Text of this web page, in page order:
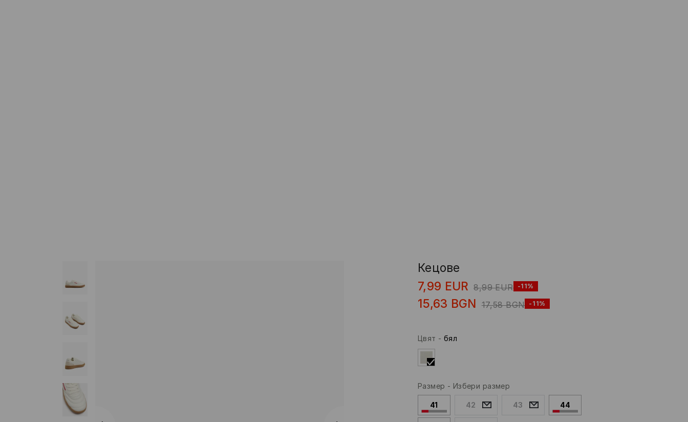
Кецове
7,99 EUR 8,99 EUR -11%
15,63 BGN 17,58 BGN -11%
Цвят - бял
Размер - Избери размер
41 42 43 44